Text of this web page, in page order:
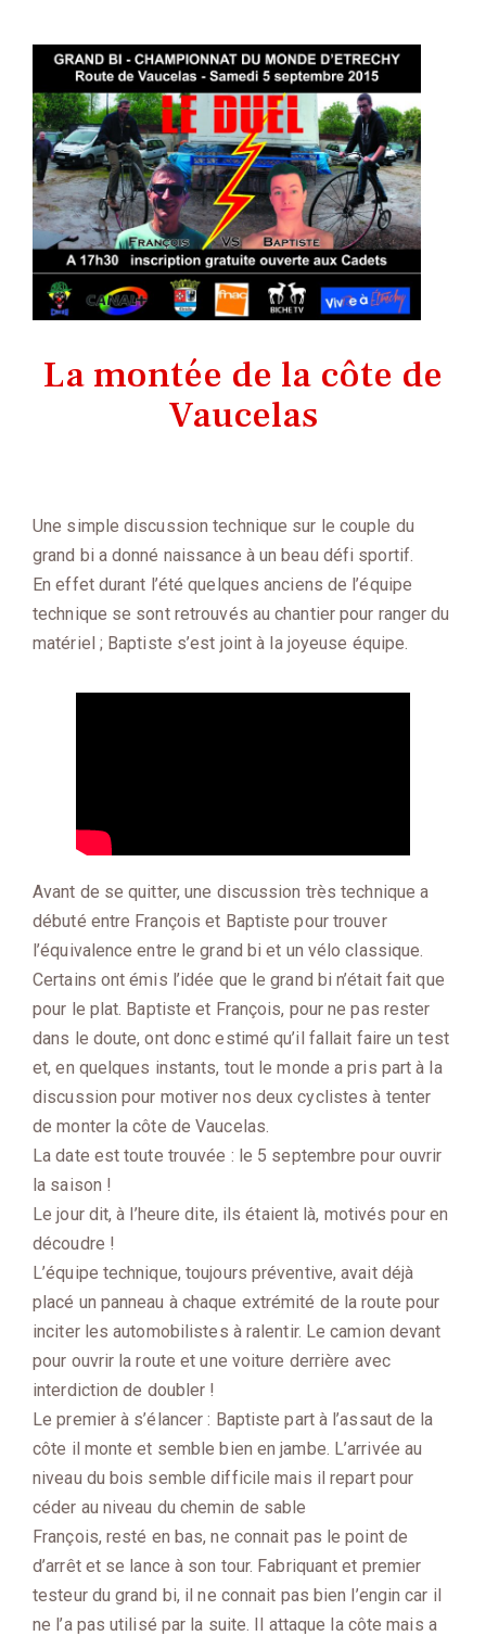
La montée de la côte de
Vaucelas
Une simple discussion technique sur le couple du
grand bi a donné naissance à un beau défi sportif.
En effet durant l’été quelques anciens de l’équipe
technique se sont retrouvés au chantier pour ranger du
matériel ; Baptiste s’est joint à la joyeuse équipe.
Avant de se quitter, une discussion très technique a
débuté entre François et Baptiste pour trouver
l’équivalence entre le grand bi et un vélo classique.
Certains ont émis l’idée que le grand bi n’était fait que
pour le plat. Baptiste et François, pour ne pas rester
dans le doute, ont donc estimé qu’il fallait faire un test
et, en quelques instants, tout le monde a pris part à la
discussion pour motiver nos deux cyclistes à tenter
de monter la côte de Vaucelas.
La date est toute trouvée : le 5 septembre pour ouvrir
la saison !
Le jour dit, à l’heure dite, ils étaient là, motivés pour en
découdre !
L’équipe technique, toujours préventive, avait déjà
placé un panneau à chaque extrémité de la route pour
inciter les automobilistes à ralentir. Le camion devant
pour ouvrir la route et une voiture derrière avec
interdiction de doubler !
Le premier à s’élancer : Baptiste part à l’assaut de la
côte il monte et semble bien en jambe. L’arrivée au
niveau du bois semble difficile mais il repart pour
céder au niveau du chemin de sable
François, resté en bas, ne connait pas le point de
d’arrêt et se lance à son tour. Fabriquant et premier
testeur du grand bi, il ne connait pas bien l’engin car il
ne l’a pas utilisé par la suite. Il attaque la côte mais a